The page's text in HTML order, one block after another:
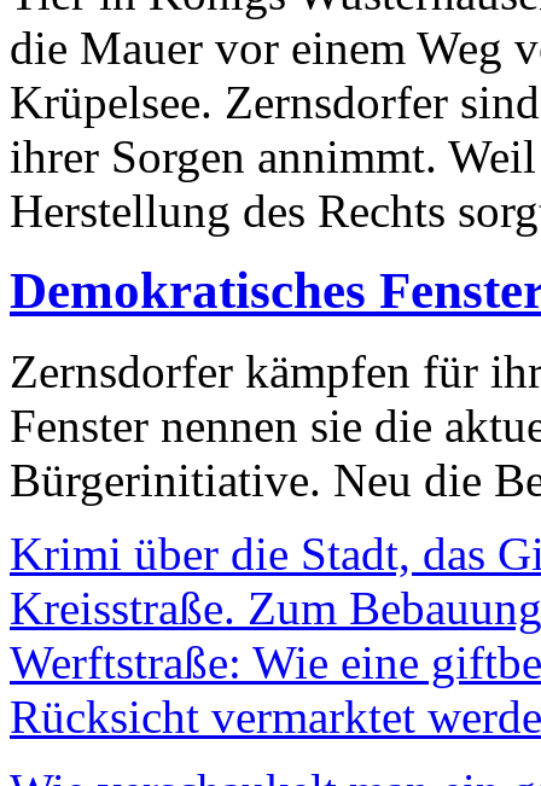
die Mauer vor einem Weg
Krüpelsee. Zernsdorfer
ihrer Sorgen annimmt.
Herstellung des Rechts
Demokratisches
Zernsdorfer kämpfen für
Fenster nennen sie die
Bürgerinitiative. Neu die
Krimi über die Stadt, das
Kreisstraße. Zum
Werftstraße: Wie eine
Rücksicht vermarktet